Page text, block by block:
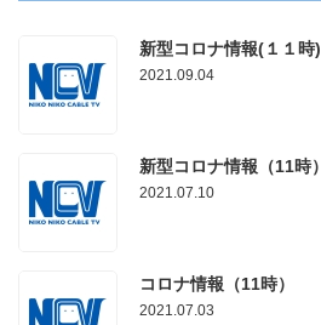
新型コロナ情報(１１時)
2021.09.04
新型コロナ情報（11時）
2021.07.10
コロナ情報（11時）
2021.07.03